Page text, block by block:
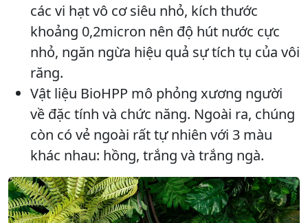
các vi hạt vô cơ siêu nhỏ, kích thước
khoảng 0,2micron nên độ hút nước cực
nhỏ, ngăn ngừa hiệu quả sự tích tụ của vôi
răng.
Vật liệu BioHPP mô phỏng xương người
về đặc tính và chức năng. Ngoài ra, chúng
còn có vẻ ngoài rất tự nhiên với 3 màu
khác nhau: hồng, trắng và trắng ngà.